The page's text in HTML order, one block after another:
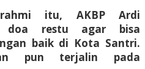
itu, AKBP Ardi
doa restu agar bisa
baik di Kota Santri.
pun terjalin pada